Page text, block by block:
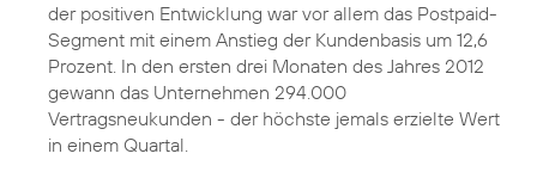
der positiven Entwicklung war vor allem das Postpaid-
Segment mit einem Anstieg der Kundenbasis um 12,6
Prozent. In den ersten drei Monaten des Jahres 2012
gewann das Unternehmen 294.000
Vertragsneukunden - der höchste jemals erzielte Wert
in einem Quartal.